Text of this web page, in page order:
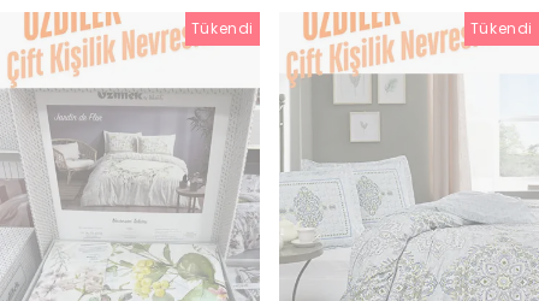
Tükendi Tükendi
Tükendi